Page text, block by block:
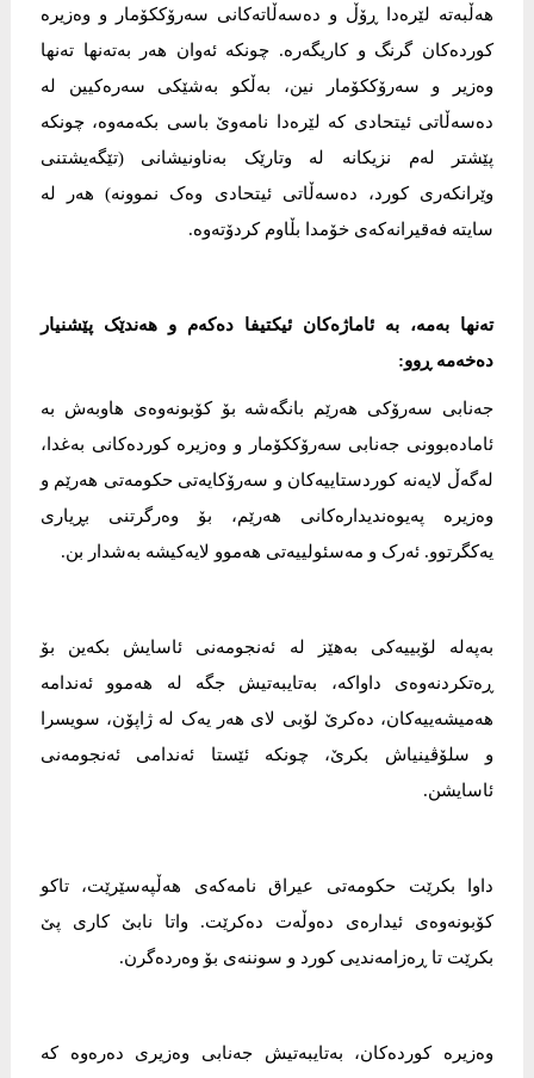
هەڵبەتە لێرەدا ڕۆڵ و دەسەڵاتەکانی سەرۆککۆمار و وەزیرە
کوردەکان گرنگ و کاریگەرە. چونکە ئەوان هەر بەتەنها تەنها
وەزیر و سەرۆککۆمار نین، بەڵکو بەشێکی سەرەکیین لە
دەسەڵاتی ئیتحادی کە لێرەدا نامەوێ باسی بکەمەوە، چونکە
پێشتر لەم نزیکانە لە وتارێک بەناونیشانی (تێگەیشتنی
وێرانکەری کورد، دەسەڵاتی ئیتحادی وەک نموونە) هەر لە
سایتە فەقیرانەکەی خۆمدا بڵاوم کردۆتەوە.
تەنها بەمە، بە ئاماژەکان ئیکتیفا دەکەم و هەندێک پێشنیار
دەخەمە ڕوو:
جەنابی سەرۆکی هەرێم بانگەشە بۆ کۆبونەوەی هاوبەش بە
ئامادەبوونی جەنابی سەرۆککۆمار و وەزیرە کوردەکانی بەغدا،
لەگەڵ لایەنە کوردستاییەکان و سەرۆکایەتی حکومەتی هەرێم و
وەزیرە پەیوەندیدارەکانی هەرێم، بۆ وەرگرتنی بڕیاری
یەکگرتوو. ئەرک و مەسئولییەتی هەموو لایەکیشە بەشدار بن.
بەپەلە لۆبییەکی بەهێز لە ئەنجومەنی ئاسایش بکەین بۆ
ڕەتکردنەوەی داواکە، بەتایبەتیش جگە لە هەموو ئەندامە
هەمیشەییەکان، دەکرێ لۆبی لای هەر یەک لە ژاپۆن، سویسرا
و سلۆڤینیاش بکرێ، چونکە ئێستا ئەندامی ئەنجومەنی
ئاسایشن.
داوا بکرێت حکومەتی عیراق نامەکەی هەڵپەسێرێت، تاکو
کۆبونەوەی ئیدارەی دەوڵەت دەکرێت. واتا نابێ کاری پێ
بکرێت تا ڕەزامەندیی کورد و سوننەی بۆ وەردەگرن.
وەزیرە کوردەکان، بەتایبەتیش جەنابی وەزیری دەرەوە کە